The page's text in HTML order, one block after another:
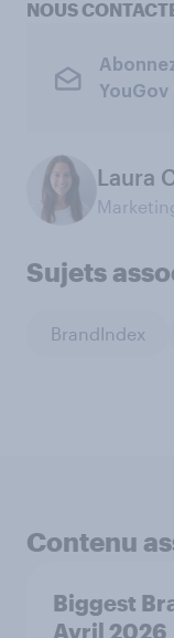
NOUS
YouGov
Laura
Sujets
BrandIndex
Contenu
Biggest
Avril 2026